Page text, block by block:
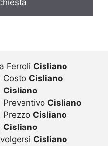
Ferroli Cisliano
Costo Cisliano
Cisliano
Preventivo Cisliano
Prezzo Cisliano
Cisliano
Cisliano